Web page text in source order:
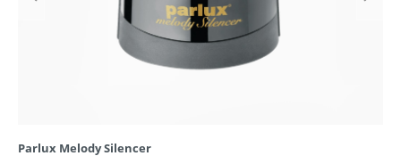
Parlux Melody Silencer